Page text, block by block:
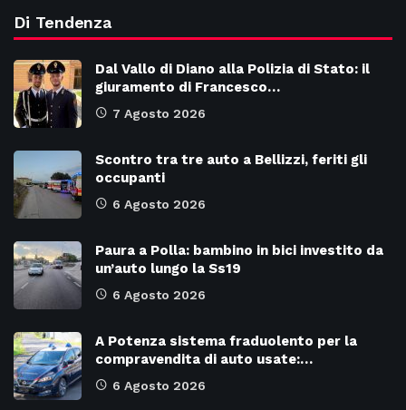
Di Tendenza
Dal Vallo di Diano alla Polizia di Stato: il
giuramento di Francesco…
7 Agosto 2026
Scontro tra tre auto a Bellizzi, feriti gli
occupanti
6 Agosto 2026
Paura a Polla: bambino in bici investito da
un’auto lungo la Ss19
6 Agosto 2026
A Potenza sistema fraduolento per la
compravendita di auto usate:…
6 Agosto 2026